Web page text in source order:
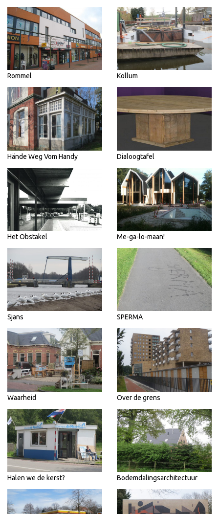
Rommel Kollum
Hände Weg Vom Handy Dialoogtafel
Het Obstakel Me-ga-lo-maan!
Sjans SPERMA
Waarheid Over de grens
Halen we de kerst? Bodemdalingsarchitectuur